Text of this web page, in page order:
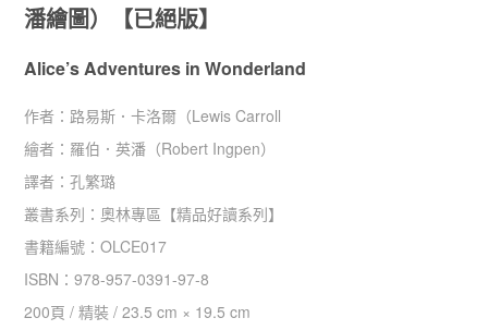
潘繪圖）【已絕版】
Alice’s Adventures in Wonderland
作者： 路易斯．卡洛爾（Lewis Carroll
繪者： 羅伯．英潘（Robert Ingpen）
譯者：孔繁璐
叢書系列：奧林專區 【精品好讀系列】
書籍編號：OLCE017
ISBN：978-957-0391-97-8
200頁 /精裝 /23.5 cm × 19.5 cm